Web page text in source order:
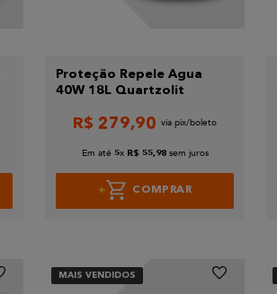
Proteção Repele Agua
40W 18L Quartzolit
R$ 279,90
Em até 5x R$ 55,98 sem juros
COMPRAR
MAIS VENDIDOS